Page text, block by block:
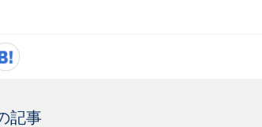
記事